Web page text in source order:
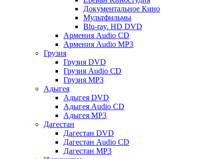
Документальное Кино
Мультфильмы
Blu-ray. HD DVD
Армения Audio CD
Армения Audio MP3
Грузия
Грузия DVD
Грузия Audio CD
Грузия MP3
Адыгея
Адыгея DVD
Адыгея Audio CD
Адыгея MP3
Дагестан
Дагестан DVD
Дагестан Audio CD
Дагестан MP3